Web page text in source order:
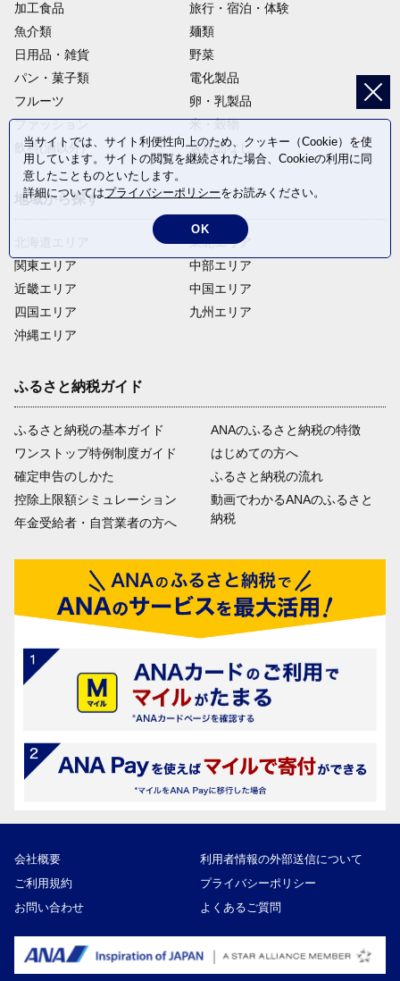
加工食品
旅行・宿泊・体験
魚介類
麺類
日用品・雑貨
野菜
パン・菓子類
電化製品
フルーツ
卵・乳製品
ファッション
米・穀物
飲料(酒以外)
返礼品なし
地域から探す
関東エリア
近畿エリア
四国エリア
沖縄エリア
東北エリア
中部エリア
中国エリア
九州エリア
ふるさと納税ガイド
ふるさと納税の基本ガイド
ワンストップ特例制度ガイド
確定申告のしかた
控除上限額シミュレーション
年金受給者・自営業者の方へ
ANAのふるさと納税の特徴
はじめての方へ
ふるさと納税の流れ
動画でわかるANAのふるさと
納税
会社概要
利用者情報の外部送信について
ご利用規約
プライバシーポリシー
お問い合わせ
よくあるご質問
当サイトでは、サイト利便性向上のため、クッキー（Cookie）を使
用しています。サイトの閲覧を継続された場合、Cookieの利用に同
意したことものといたします。
詳細についてはプライバシーポリシーをお読みください。
OK